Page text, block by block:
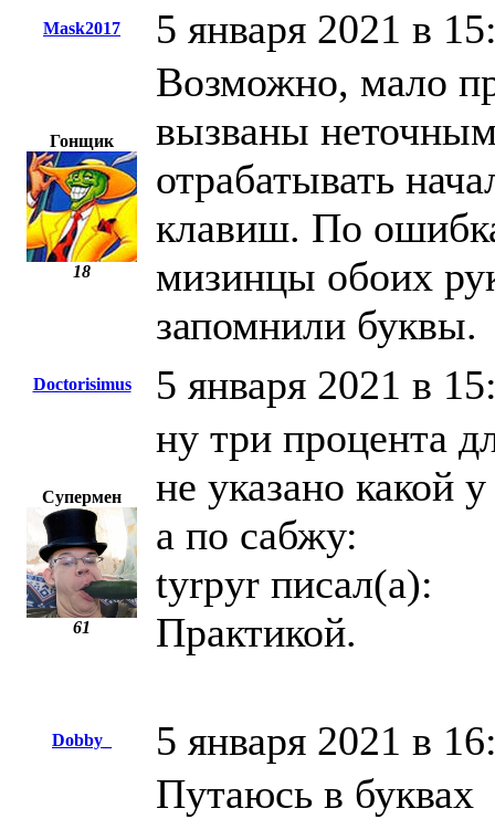
Mask2017 5 января 2021 в
Гонщик
18
Возможно, мало
вызваны
отрабатывать
клавиш. По
мизинцы обоих
запомнили буквы.
Doctorisimus 5 января 2021 в
Супермен
61
ну три процента
не указано какой
а по сабжу:
tyrpyr писал(а):
Практикой.
Dobby_
5 января 2021 в
Путаюсь в буквах